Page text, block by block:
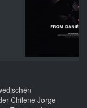
Chilene Jorge